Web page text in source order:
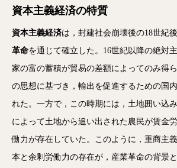
資本主義経済の特質
資本主義経済は，封建社会崩壊後の18世紀
革命を通じて確立した。16世紀以降の絶対
家の富の蓄積が貿易の差額によってのみ得
の思想に基づき，輸出を促進するための国
れた。一方で，この時期には，土地囲い込
によって土地から追い出された農民が賃金
働力が存在していた。このように，重商主
本と余剰労働力の存在が，産業革命の背景